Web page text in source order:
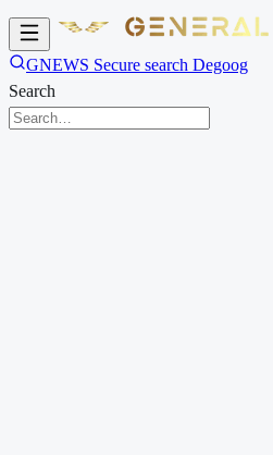
GNEWS Secure search Degoog
Search